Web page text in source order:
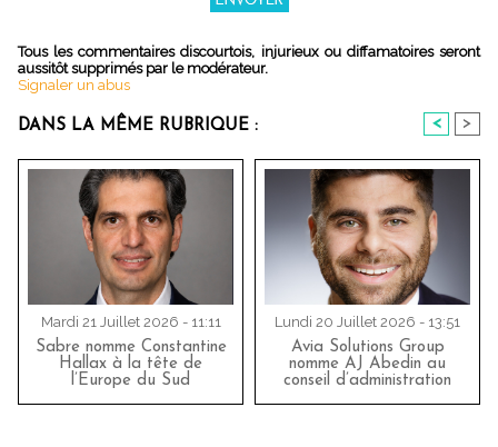
Tous les commentaires discourtois, injurieux ou diffamatoires seront
aussitôt supprimés par le modérateur.
Signaler un abus
DANS LA MÊME RUBRIQUE : < >
Mardi 21 Juillet 2026 - 11:11
Sabre nomme Constantine
Hallax à la tête de
l’Europe du Sud
Lundi 20 Juillet 2026 - 13:51
Avia Solutions Group
nomme AJ Abedin au
conseil d’administration